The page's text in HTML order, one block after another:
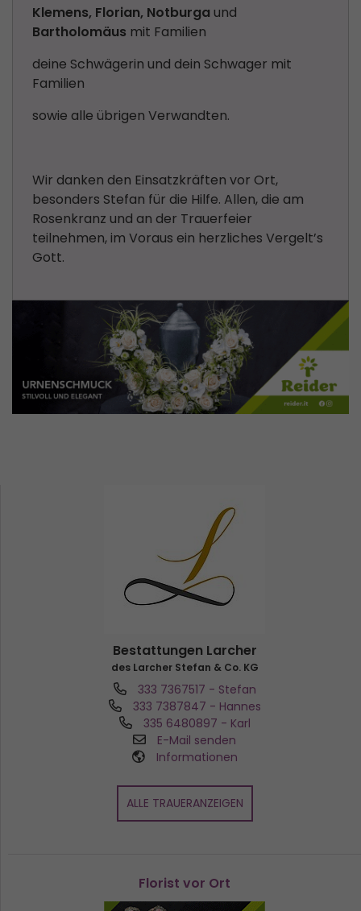
Klemens, Florian, Notburga und
Bartholomäus mit Familien
deine Schwägerin und dein Schwager mit
Familien
sowie alle übrigen Verwandten.
Wir danken den Einsatzkräften vor Ort,
besonders Stefan für die Hilfe. Allen, die am
Rosenkranz und an der Trauerfeier
teilnehmen, im Voraus ein herzliches Vergelt’s
Gott.
Bestattungen Larcher
des Larcher Stefan & Co. KG
333 7367517 - Stefan
333 7387847 - Hannes
335 6480897 - Karl
E-Mail senden
Informationen
ALLE TRAUERANZEIGEN
Florist vor Ort